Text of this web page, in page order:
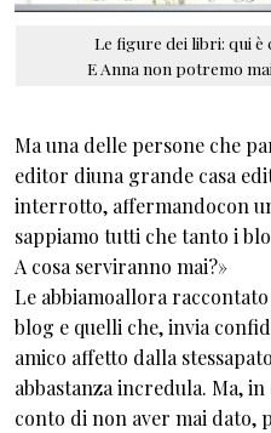
Le figure dei libri: qui
E Anna non potremo
Ma una delle persone che
editor diuna grande casa
interrotto, affermandocon
sappiamo tutti che tanto i
A cosa serviranno mai?»
Le abbiamoallora
blog e quelli che, invia
amico affetto dalla
abbastanza incredula. Ma,
conto di non aver mai dato,